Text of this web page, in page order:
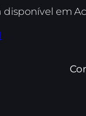
disponível em